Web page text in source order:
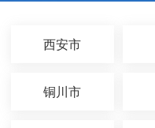
西安市
铜川市